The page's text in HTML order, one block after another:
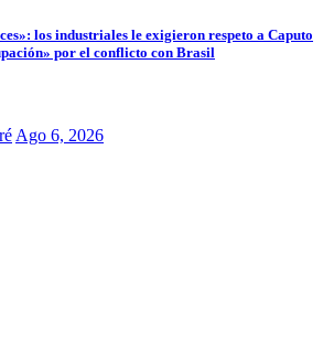
los industriales le exigieron respeto a Caputo
por el conflicto con Brasil
Ago 6, 2026